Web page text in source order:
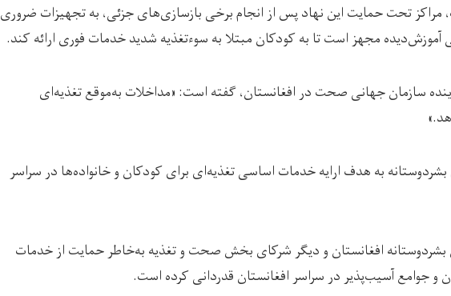
تحت حمایت این نهاد پس از انجام برخی بازسازی‌های جزئی، به تجهیزات ضروری
آموزش‌دیده مجهز است تا به کودکان مبتلا به سوءتغذیه شدید خدمات فوری ارائه کند.
سازمان جهانی صحت در افغانستان، گفته است: «مداخلات به‌موقع تغذیه‌ای
به هدف ارایه خدمات اساسی تغذیه‌ای برای کودکان و خانواده‌ها در سراسر
افغانستان و دیگر شرکای بخش صحت و تغذیه به‌خاطر حمایت از خدمات
جوامع آسیب‌پذیر در سراسر افغانستان قدردانی کرده است.